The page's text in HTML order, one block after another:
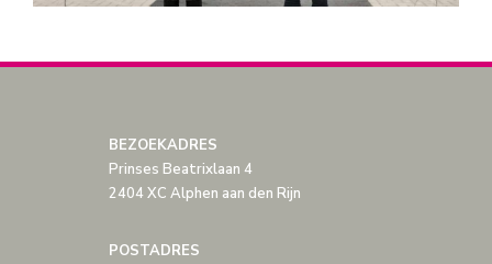
BEZOEKADRES
Prinses Beatrixlaan 4
2404 XC Alphen aan den Rijn
POSTADRES